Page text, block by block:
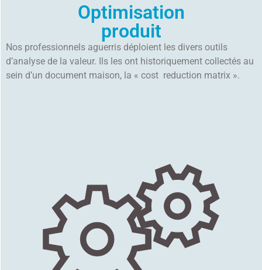
Optimisation
produit
Nos professionnels aguerris déploient les divers outils
d’analyse de la valeur. Ils les ont historiquement collectés au
sein d’un document maison, la « cost reduction matrix ».